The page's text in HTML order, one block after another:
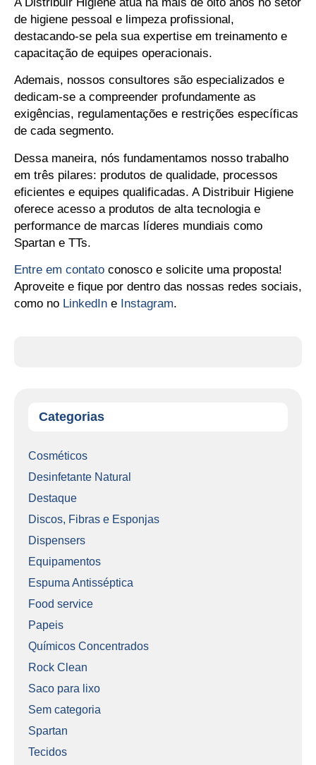
de higiene pessoal e limpeza profissional,
destacando-se pela sua expertise em treinamento e
capacitação de equipes operacionais.
Ademais, nossos consultores são especializados e
dedicam-se a compreender profundamente as
exigências, regulamentações e restrições específicas
de cada segmento.
Dessa maneira, nós fundamentamos nosso trabalho
em três pilares: produtos de qualidade, processos
eficientes e equipes qualificadas. A Distribuir Higiene
oferece acesso a produtos de alta tecnologia e
performance de marcas líderes mundiais como
Spartan e TTs.
Entre em contato conosco e solicite uma proposta!
Aproveite e fique por dentro das nossas redes sociais,
como no LinkedIn e Instagram.
Categorias
Cosméticos
Desinfetante Natural
Destaque
Discos, Fibras e Esponjas
Dispensers
Equipamentos
Espuma Antisséptica
Food service
Papeis
Químicos Concentrados
Rock Clean
Saco para lixo
Sem categoria
Spartan
Tecidos